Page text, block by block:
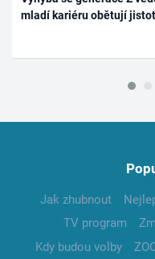
mladí kariéru obětují
Jak zhubnout
TV program
Kdy budou volby